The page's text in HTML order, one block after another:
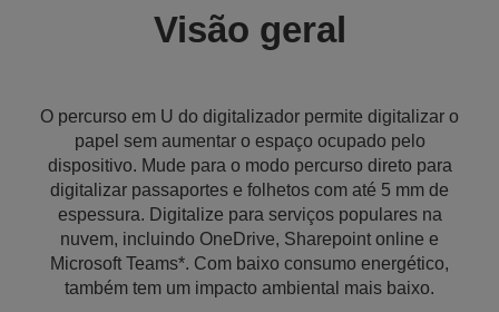
Visão geral
O percurso em U do digitalizador permite digitalizar o
papel sem aumentar o espaço ocupado pelo
dispositivo. Mude para o modo percurso direto para
digitalizar passaportes e folhetos com até 5 mm de
espessura. Digitalize para serviços populares na
nuvem, incluindo OneDrive, Sharepoint online e
Microsoft Teams*. Com baixo consumo energético,
também tem um impacto ambiental mais baixo.